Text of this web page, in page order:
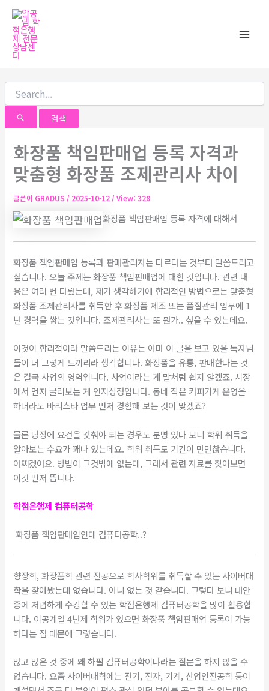
기
화장품 책임판매업 등록 자격과
맞춤형 화장품 조제관리사 차이
글쓴이 GRADUS / 2025-10-12 / View: 328
화장품 책임판매업 등록 자격에 대해서
화장품 책임판매업 등록과 판매관리자는 다르다는 것부터 말씀드리고
싶습니다. 오늘 주제는 화장품 책임판매업에 대한 것입니다. 관련 내
용은 여러 번 다뤘는데, 제가 생각하기에 합리적인 방법으로는 맞춤형
화장품 조제관리사를 취득한 후 화장품 제조 또는 품질관리 업무에 1
년 경력을 쌓는 것입니다. 조제관리사는 또 뭔가.. 싶을 수 있는데요.
​이것이 합리적이라 말씀드리는 이유는 아마 이 글을 보고 있을 독자님
들이 더 그렇게 느끼리라 생각합니다. 화장품을 유통, 판매한다는 것
은 결국 사업의 영역입니다. 사업이라는 게 말처럼 쉽지 않겠죠. 시장
에서 먼저 굴러보는 게 인지상정입니다. 동네 작은 커피가게 운영을
하더라도 바리스타 업무 먼저 경험해 보는 것이 맞겠죠?
​물론 당장에 요건을 갖춰야 되는 경우도 분명 있다 보니 학위 취득을
알아보는 수요가 꽤나 있는데요. 학위 취득도 기간이 만만찮습니다.
어쩌겠어요. 방법이 그것밖에 없는데, 그래서 관련 자료를 찾아보면
이것 먼저 뜹니다.
​학점은행제 컴퓨터공학
화장품 책임판매업인데 컴퓨터공학..?
향장학, 화장품학 관련 전공으로 학사학위를 취득할 수 있는 사이버대
학을 찾아봤는데 없습니다. 아니 없는 것 같습니다. 그렇다 보니 대안
중에 저렴하게 수강할 수 있는 학점은행제 컴퓨터공학을 많이 활용합
니다. 이공계열 4년제 학위가 있으면 화장품 책임판매업 등록이 가능
하다는 점 때문에 그렇습니다.
​많고 많은 것 중에 왜 하필 컴퓨터공학이냐라는 질문을 하지 않을 수
없습니다. 요즘 사이버대학에는 전기, 전자, 기계, 산업안전공학 등이